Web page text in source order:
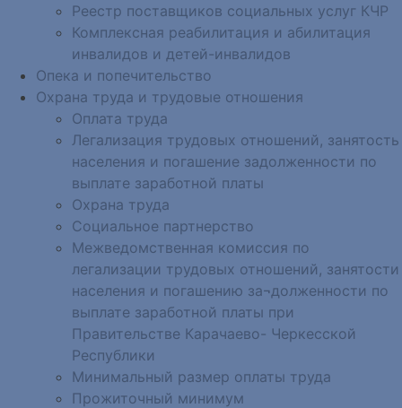
Реестр поставщиков социальных услуг КЧР
Комплексная реабилитация и абилитация
инвалидов и детей-инвалидов
Опека и попечительство
Охрана труда и трудовые отношения
Оплата труда
Легализация трудовых отношений, занятость
населения и погашение задолженности по
выплате заработной платы
Охрана труда
Социальное партнерство
Межведомственная комиссия по
легализации трудовых отношений, занятости
населения и погашению за¬долженности по
выплате заработной платы при
Правительстве Карачаево- Черкесской
Республики
Минимальный размер оплаты труда
Прожиточный минимум